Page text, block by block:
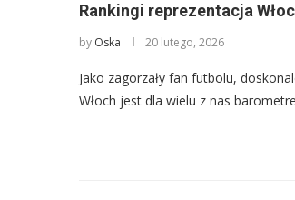
Rankingi reprezentacja
by Oska 20 lutego, 2026
Jako zagorzały fan futbolu,
Włoch jest dla wielu z nas